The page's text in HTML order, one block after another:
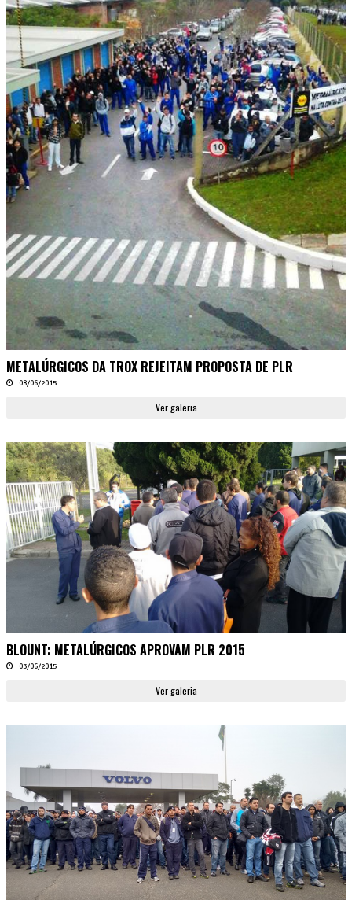
METALÚRGICOS DA TROX REJEITAM PROPOSTA DE PLR
08/06/2015
Ver galeria
BLOUNT: METALÚRGICOS APROVAM PLR 2015
03/06/2015
Ver galeria